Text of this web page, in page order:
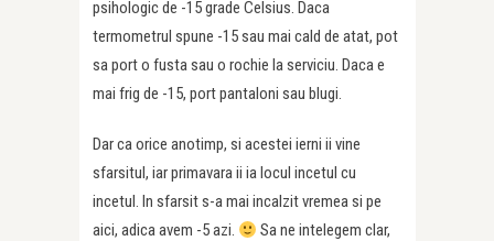
psihologic de -15 grade Celsius. Daca
termometrul spune -15 sau mai cald de atat, pot
sa port o fusta sau o rochie la serviciu. Daca e
mai frig de -15, port pantaloni sau blugi.
Dar ca orice anotimp, si acestei ierni ii vine
sfarsitul, iar primavara ii ia locul incetul cu
incetul. In sfarsit s-a mai incalzit vremea si pe
aici, adica avem -5 azi.
Sa ne intelegem clar,